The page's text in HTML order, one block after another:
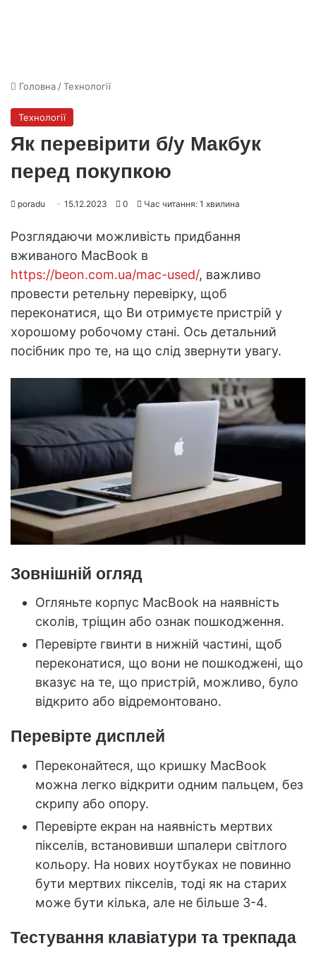
Головна /Технології
Технології
Як перевірити б/у Макбук
перед покупкою
poradu 15.12.2023 0 Час читання: 1 хвилина
Розглядаючи можливість придбання
вживаного MacBook в
https://beon.com.ua/mac-used/, важливо
провести ретельну перевірку, щоб
переконатися, що Ви отримуєте пристрій у
хорошому робочому стані. Ось детальний
посібник про те, на що слід звернути увагу.
Зовнішній огляд
Огляньте корпус MacBook на наявність
сколів, тріщин або ознак пошкодження.
Перевірте гвинти в нижній частині, щоб
переконатися, що вони не пошкоджені, що
вказує на те, що пристрій, можливо, було
відкрито або відремонтовано.
Перевірте дисплей
Переконайтеся, що кришку MacBook
можна легко відкрити одним пальцем, без
скрипу або опору.
Перевірте екран на наявність мертвих
пікселів, встановивши шпалери світлого
кольору. На нових ноутбуках не повинно
бути мертвих пікселів, тоді як на старих
може бути кілька, але не більше 3-4.
Тестування клавіатури та трекпада